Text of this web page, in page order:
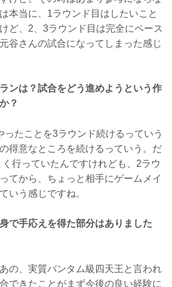
本当に、1ラウンド目はしたいこと
ど、2、3ラウンド目は完全にペース
谷さんの試合になってしまった感じ
は？試合をどう進めようという作
？
たことを3ラウンド続けるっていう
得意なところを続けるっていう。だ
行っていたんですけれども、2ラウ
てから、ちょっと相手にゲームメイ
いう感じですね。
手応えを得た部分はありました
の、実質バンタム級四天王と言われ
できたことがまず今後の良い経験に